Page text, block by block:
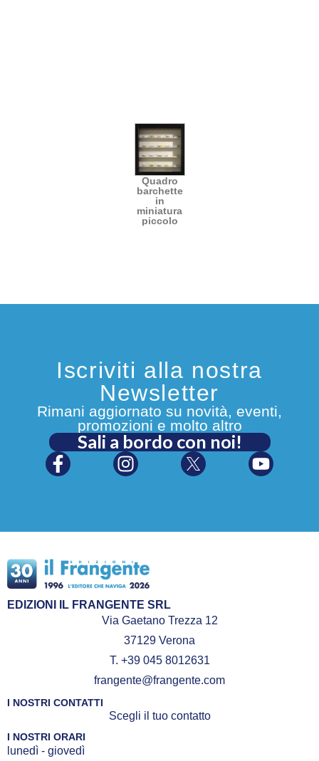
Quadro
barchette
in
miniatura
piccolo
Iscriviti alla nostra
Newsletter
Rimani aggiornato su novità, eventi,
promozioni e molto altro
Sali a bordo con noi!
EDIZIONI IL FRANGENTE SRL
Via Gaetano Trezza 12
37129 Verona
T. +39 045 8012631
frangente@frangente.com
I NOSTRI CONTATTI
Scegli il tuo contatto
I NOSTRI ORARI
lunedì - giovedì